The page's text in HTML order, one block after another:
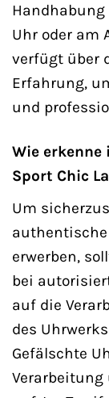
Uhr oder am
verfügt über
Erfahrung,
und
Wie erkenne
Sport Chic
Um
authentische
erwerben,
bei
auf die
des
Gefälschte